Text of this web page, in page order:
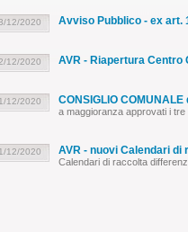
12/2020 Avviso Pubblico - ex art.
12/2020 AVR - Riapertura
12/2020 CONSIGLIO
a maggioranza approvati i tre
12/2020 AVR - nuovi Calendari
Calendari di raccolta